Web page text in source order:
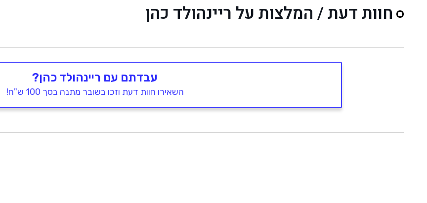
חוות דעת / המלצות על ריינהולד כהן
עבדתם עם ריינהולד כהן?
השאירו חוות דעת וזכו בשובר מתנה בסך 100 ש"ח!